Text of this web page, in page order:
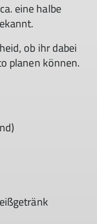
eine halbe
ob ihr dabei
planen können.